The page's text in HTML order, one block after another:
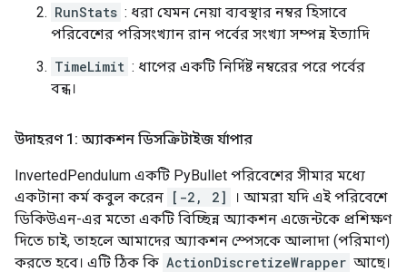
RunStats : ধরা যেমন নেয়া ব্যবস্থার নম্বর হিসাবে
পরিবেশের পরিসংখ্যান রান পর্বের সংখ্যা সম্পন্ন ইত্যাদি
TimeLimit : ধাপের একটি নির্দিষ্ট নম্বরের পরে পর্বের
বন্ধ।
উদাহরণ 1: অ্যাকশন ডিসক্রিটাইজ র্যাপার
InvertedPendulum একটি PyBullet পরিবেশের সীমার মধ্যে
একটানা কর্ম কবুল করেন [-2, 2]
। আমরা যদি এই পরিবেশে
ডিকিউএন-এর মতো একটি বিচ্ছিন্ন অ্যাকশন এজেন্টকে প্রশিক্ষণ
দিতে চাই, তাহলে আমাদের অ্যাকশন স্পেসকে আলাদা (পরিমাণ)
করতে হবে। এটি ঠিক কি ActionDiscretizeWrapper আছে।